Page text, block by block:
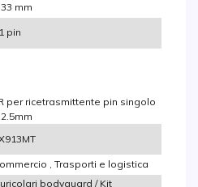
mm
pin
per ricetrasmittente pin singolo
2.5mm
, Trasporti e logistica
bodyguard / Kit